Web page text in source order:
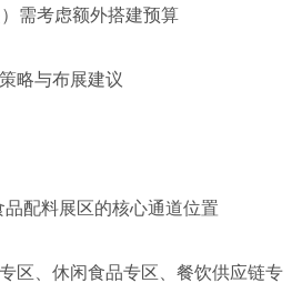
需考虑额外搭建预算
略与布展建议
配料展区的核心通道位置
区、休闲食品专区、餐饮供应链专